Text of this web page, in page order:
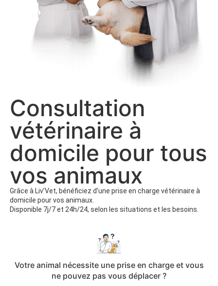
Consultation
vétérinaire à
domicile pour tous
vos animaux
Grâce à Liv’Vet, bénéficiez d’une prise en charge vétérinaire à
domicile pour vos animaux.
Disponible 7j/7 et 24h/24, selon les situations et les besoins.
Votre animal nécessite une prise en charge et vous
ne pouvez pas vous déplacer ?